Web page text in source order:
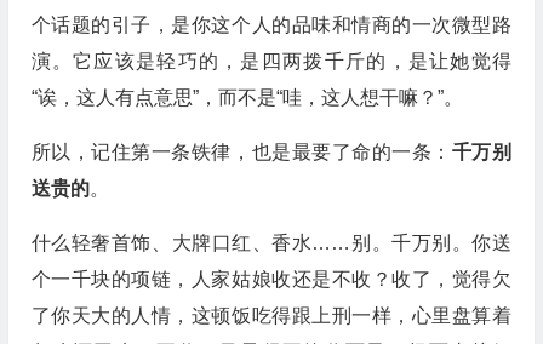
个话题的引子，是你这个人的品味和情商的一次微型路
演。它应该是轻巧的，是四两拨千斤的，是让她觉得
“诶，这人有点意思”，而不是“哇，这人想干嘛？”。
所以，记住第一条铁律，也是最要了命的一条： 千万别
送贵的。
什么轻奢首饰、大牌口红、香水……别。千万别。你送
个一千块的项链，人家姑娘收还是不收？收了，觉得欠
了你天大的人情，这顿饭吃得跟上刑一样，心里盘算着